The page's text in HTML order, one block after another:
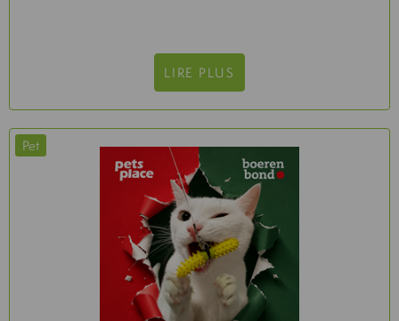
LIRE PLUS
Pet